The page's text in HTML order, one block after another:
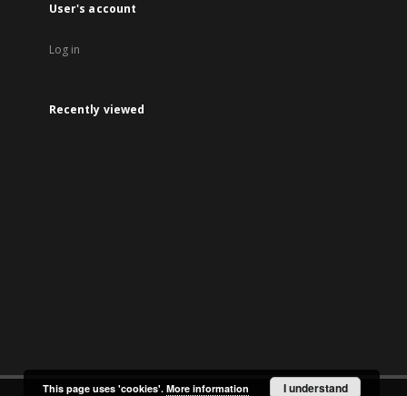
User's account
Log in
Recently viewed
This page uses 'cookies'. More information I understand